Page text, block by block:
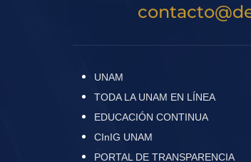
UNAM
TODA LA UNAM EN LÍNEA
EDUCACIÓN CONTINUA
CInIG UNAM
PORTAL DE TRANSPARENCIA